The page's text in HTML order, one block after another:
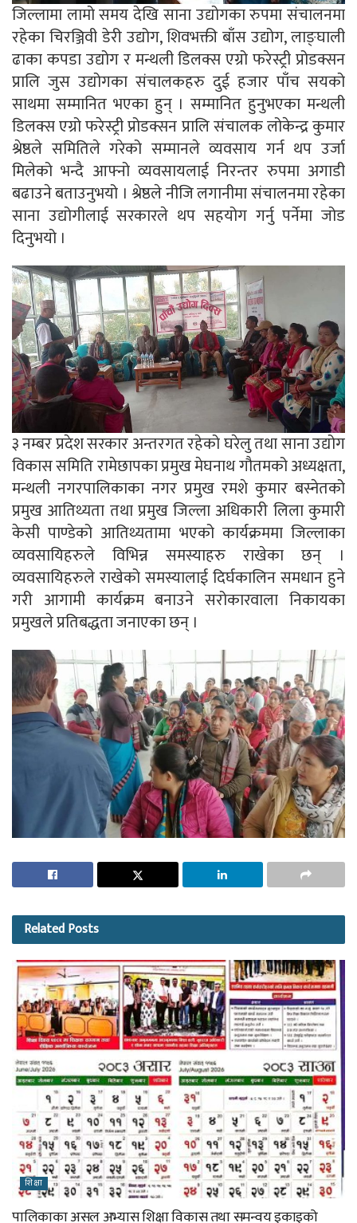
जिल्लामा लामो समय देखि साना उद्योगका रुपमा संचालनमा
रहेका चिरञ्जिवी डेरी उद्योग, शिवभक्ती बाँस उद्योग, लाङ्घाली
ढाका कपडा उद्योग र मन्थली डिलक्स एग्रो फरेस्ट्री प्रोडक्सन
प्रालि जुस उद्योगका संचालकहरु दुई हजार पाँच सयको
साथमा सम्मानित भएका हुन् । सम्मानित हुनुभएका मन्थली
डिलक्स एग्रो फरेस्ट्री प्रोडक्सन प्रालि संचालक लोकेन्द्र कुमार
श्रेष्ठले समितिले गरेको सम्मानले व्यवसाय गर्न थप उर्जा
मिलेको भन्दै आफ्नो व्यवसायलाई निरन्तर रुपमा अगाडी
बढाउने बताउनुभयो । श्रेष्ठले नीजि लगानीमा संचालनमा रहेका
साना उद्योगीलाई सरकारले थप सहयोग गर्नु पर्नेमा जोड
दिनुभयो ।
३ नम्बर प्रदेश सरकार अन्तरगत रहेको घरेलु तथा साना उद्योग
विकास समिति रामेछापका प्रमुख मेघनाथ गौतमको अध्यक्षता,
मन्थली नगरपालिकाका नगर प्रमुख रमशे कुमार बस्नेतको
प्रमुख आतिथ्यता तथा प्रमुख जिल्ला अधिकारी लिला कुमारी
केसी पाण्डेको आतिथ्यतामा भएको कार्यक्रममा जिल्लाका
व्यवसायिहरुले विभिन्न समस्याहरु राखेका छन् ।
व्यवसायिहरुले राखेको समस्यालाई दिर्घकालिन समधान हुने
गरी आगामी कार्यक्रम बनाउने सरोकारवाला निकायका
प्रमुखले प्रतिबद्धता जनाएका छन् ।
RelatedPosts
शिक्षा
पालिकाका असल अभ्यास शिक्षा विकास तथा समन्वय इकाइको